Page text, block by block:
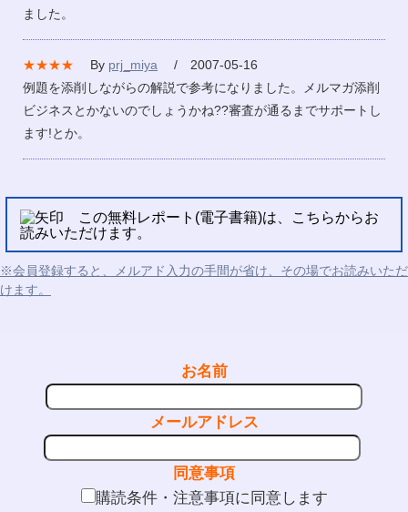
ました。
★★★★ By prj_miya
/ 2007-05-16
例題を添削しながらの解説で参考になりました。メルマガ添削
ビジネスとかないのでしょうかね??審査が通るまでサポートし
ます!とか。
この無料レポート(電子書籍)は、こちらからお
読みいただけます。
※会員登録すると、メルアド入力の手間が省け、その場でお読みいただ
けます。
お名前
メールアドレス
同意事項
購読条件・注意事項に同意します